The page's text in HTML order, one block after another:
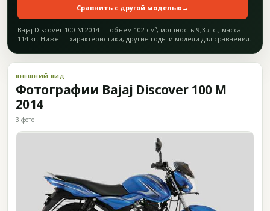
Сравнить с другой моделью →
Bajaj Discover 100 M 2014 — объём 102 см³, мощность 9,3 л.с., масса
114 кг. Ниже — характеристики, другие годы и модели для сравнения.
ВНЕШНИЙ ВИД
Фотографии Bajaj Discover 100 M
2014
3 фото